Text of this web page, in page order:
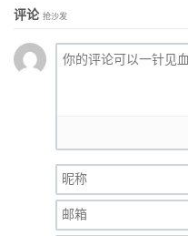
评论 抢沙发